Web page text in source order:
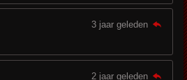
3 jaar geleden
2 jaar geleden